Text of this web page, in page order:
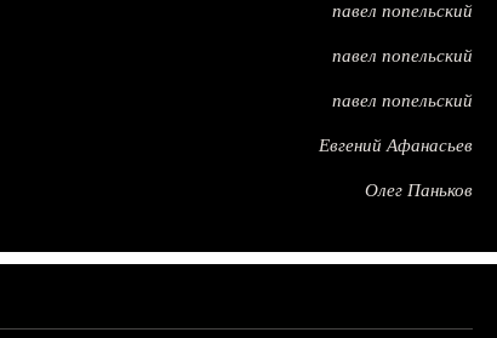
павел попельский
павел попельский
павел попельский
Евгений Афанасьев
Олег Паньков